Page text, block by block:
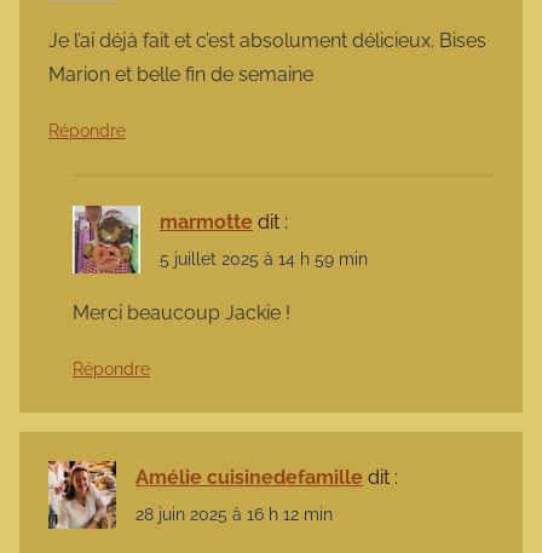
Je l’ai déjà fait et c’est absolument délicieux. Bises
Marion et belle fin de semaine
Répondre
marmotte dit :
5 juillet 2025 à 14 h 59 min
Merci beaucoup Jackie !
Répondre
Amélie cuisinedefamille dit :
28 juin 2025 à 16 h 12 min